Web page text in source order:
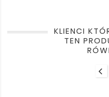
KLIENCI
TEN